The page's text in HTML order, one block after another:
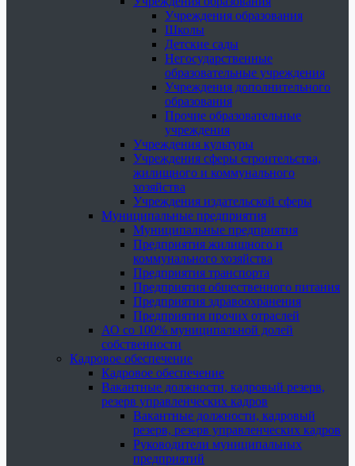
Учреждения образования
Школы
Детские сады
Негосударственные
образовательные учреждения
Учреждения дополнительного
образования
Прочие образовательные
учреждения
Учреждения культуры
Учреждения сферы строительства,
жилищного и коммунального
хозяйства
Учреждения издательской сферы
Муниципальные предприятия
Муниципальные предприятия
Предприятия жилищного и
коммунального хозяйства
Предприятия транспорта
Предприятия общественного питания
Предприятия здравоохранения
Предприятия прочих отраслей
АО со 100% муниципальной долей
собственности
Кадровое обеспечение
Кадровое обеспечение
Вакантные должности, кадровый резерв,
резерв управленческих кадров
Вакантные должности, кадровый
резерв, резерв управленческих кадров
Руководители муниципальных
предприятий